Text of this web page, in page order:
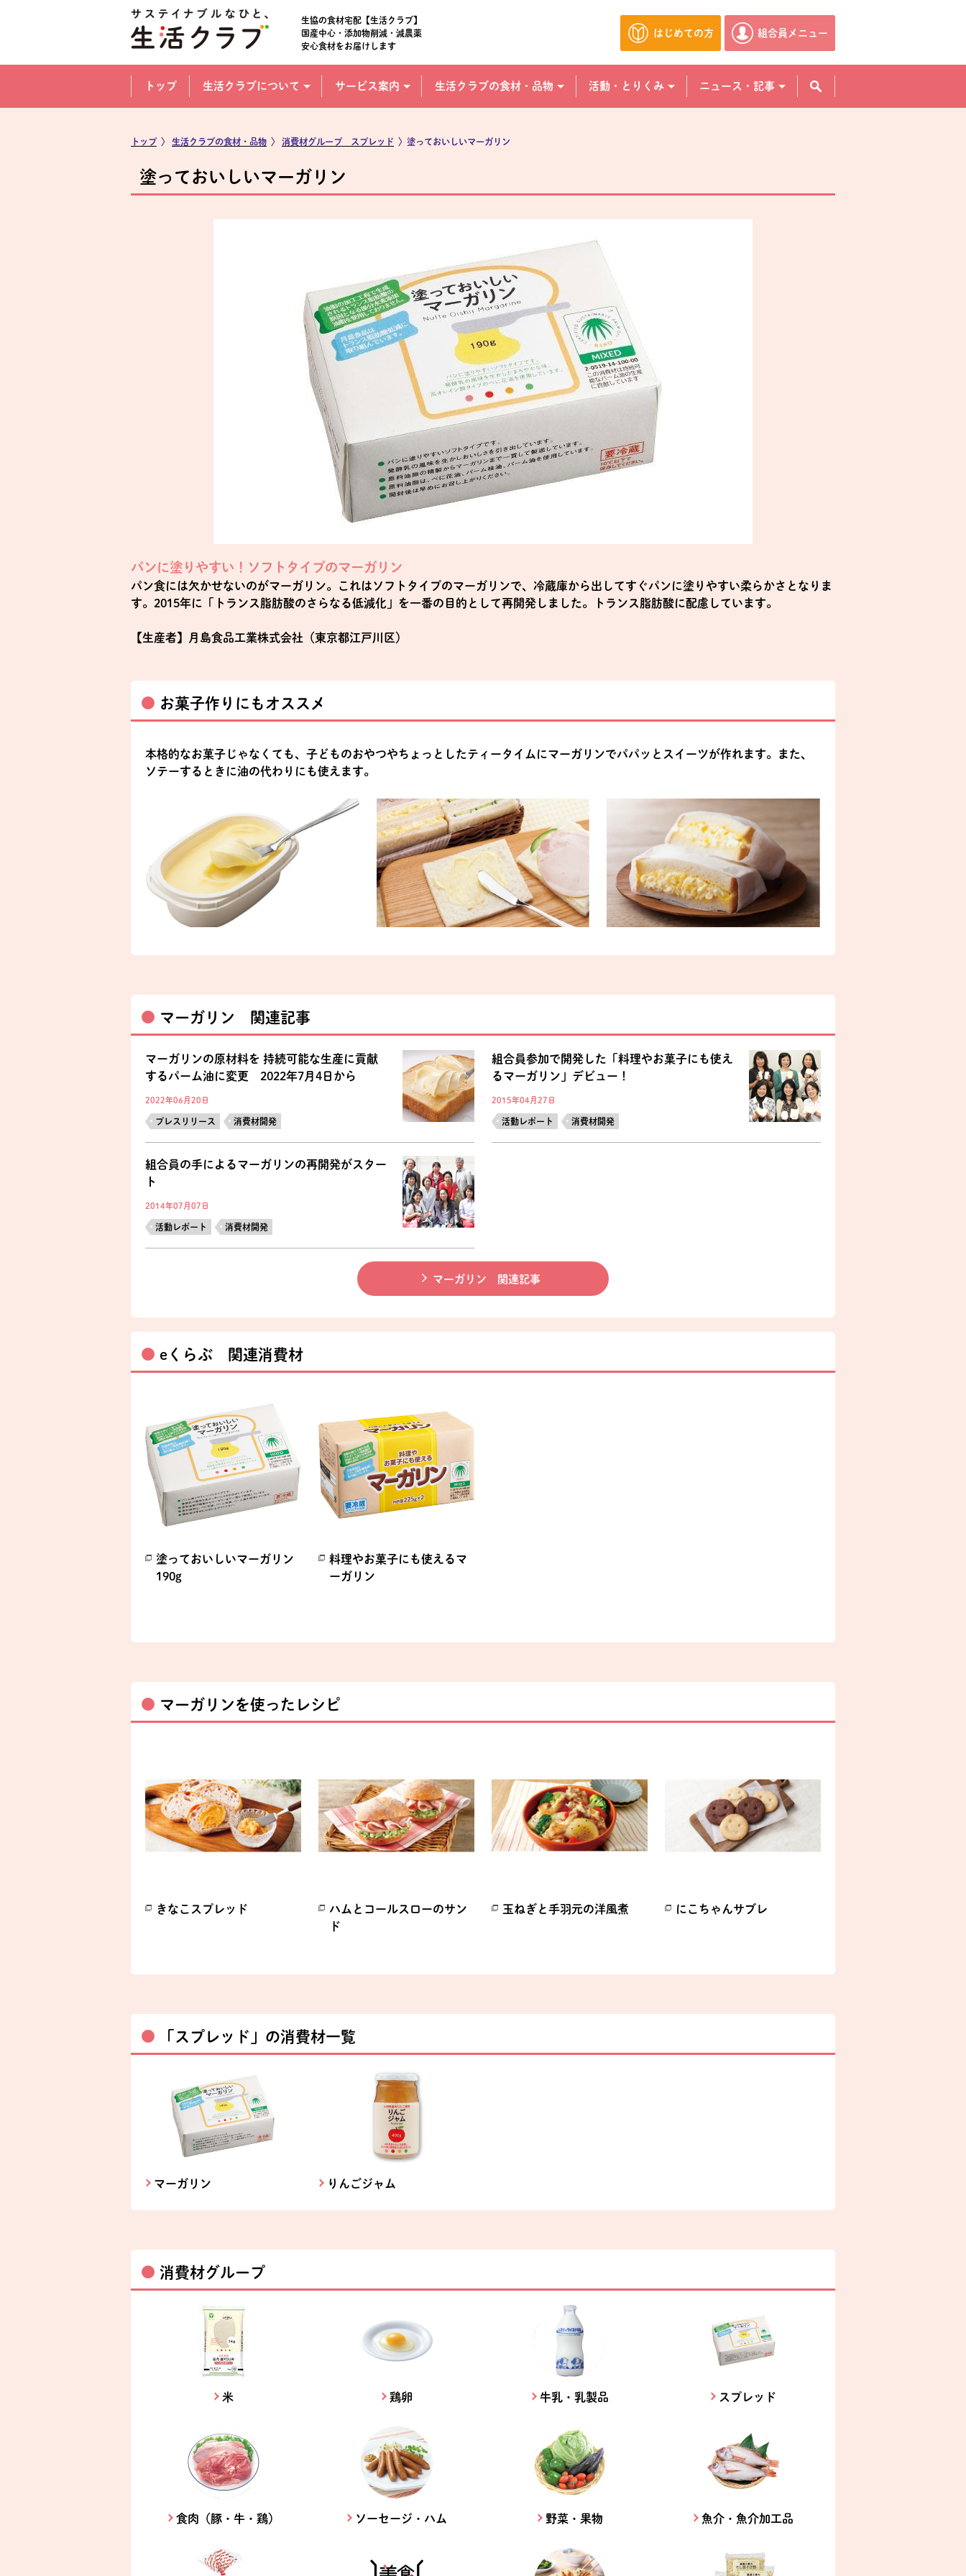
生協の食材宅配【生活クラブ】
国産中心・添加物削減・減農薬
安心食材をお届けします
はじめての方
別のウィンドウで開きます。
組合員メニュー
別のウィンドウで開きます。
ここからサイト内共通メニューです。
サイト内共通メニューをスキップする
トップ 生活クラブについて サービス案内 生活クラブの食材・品物 活動・とりくみ ニュース・記事
トップ 〉 生活クラブの食材・品物 〉 消費材グループ スプレッド 〉塗っておいしいマーガリン
塗っておいしいマーガリン
パンに塗りやすい！ソフトタイプのマーガリン
パン食には欠かせないのがマーガリン。これはソフトタイプのマーガリンで、冷蔵庫から出してすぐパンに塗りやすい柔らかさとなりま
す。2015年に「トランス脂肪酸のさらなる低減化」を一番の目的として再開発しました。トランス脂肪酸に配慮しています。
【生産者】月島食品工業株式会社（東京都江戸川区）
お菓子作りにもオススメ
本格的なお菓子じゃなくても、子どものおやつやちょっとしたティータイムにマーガリンでパパッとスイーツが作れます。また、
ソテーするときに油の代わりにも使えます。
マーガリン 関連記事
マーガリンの原材料を 持続可能な生産に貢献
するパーム油に変更 2022年7月4日から
2022年06月20日
プレスリリース 消費材開発
組合員参加で開発した「料理やお菓子にも使え
るマーガリン」デビュー！
2015年04月27日
活動レポート 消費材開発
組合員の手によるマーガリンの再開発がスター
ト
2014年07月07日
活動レポート 消費材開発
マーガリン 関連記事
eくらぶ 関連消費材
塗っておいしいマーガリン
190g
料理やお菓子にも使えるマ
ーガリン
マーガリンを使ったレシピ
きなこスプレッド
ハムとコールスローのサン
ド
玉ねぎと手羽元の洋風煮
にこちゃんサブレ
「スプレッド」の消費材一覧
マーガリン りんごジャム
消費材グループ
米 鶏卵 牛乳・乳製品 スプレッド
食肉（豚・牛・鶏） ソーセージ・ハム 野菜・果物 魚介・魚介加工品